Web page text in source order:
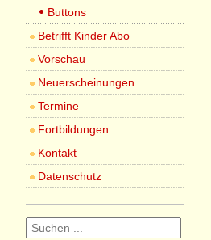
Buttons
Betrifft Kinder Abo
Vorschau
Neuerscheinungen
Termine
Fortbildungen
Kontakt
Datenschutz